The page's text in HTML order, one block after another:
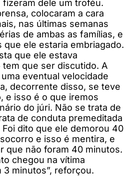
dele um troféu.
colocaram a cara
nas últimas semanas
de ambas as famílias, e
ele estaria embriagado.
que ele estava
que ser discutido. A
eventual velocidade
decorrente disso, se teve
e isso é o que iremos
do júri. Não se trata de
de conduta premeditada
dito que ele demorou 40
e isso é mentira, e
que não foram 40 minutos.
chegou na vítima
minutos”, reforçou.